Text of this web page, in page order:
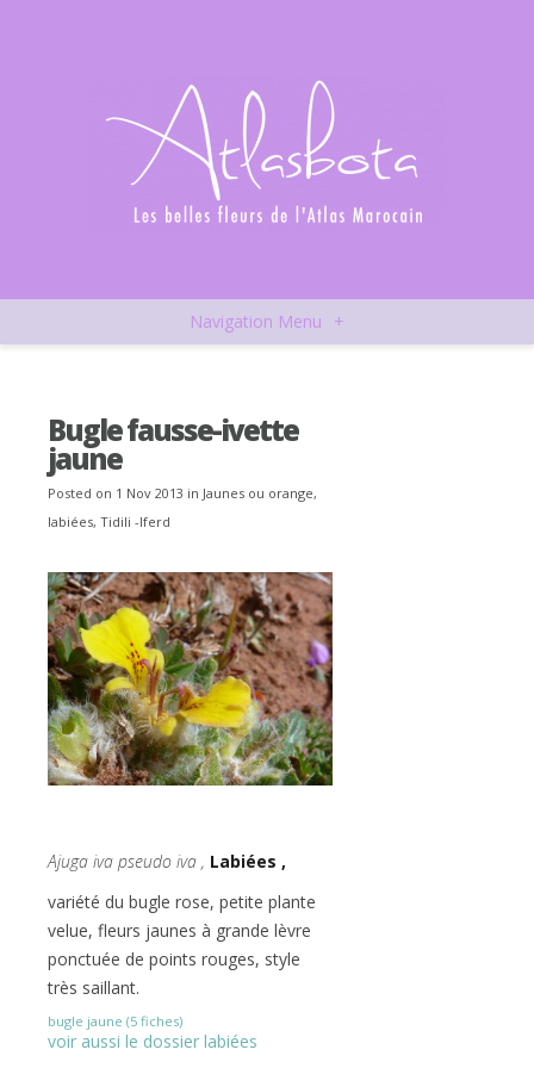
Navigation Menu +
Bugle fausse-ivette
jaune
Posted on 1 Nov 2013 in Jaunes ou orange,
labiées, Tidili -Iferd
Ajuga iva pseudo iva , Labiées ,
variété du bugle rose, petite plante
velue, fleurs jaunes à grande lèvre
ponctuée de points rouges, style
très saillant.
bugle jaune (5 fiches)
voir aussi le dossier labiées